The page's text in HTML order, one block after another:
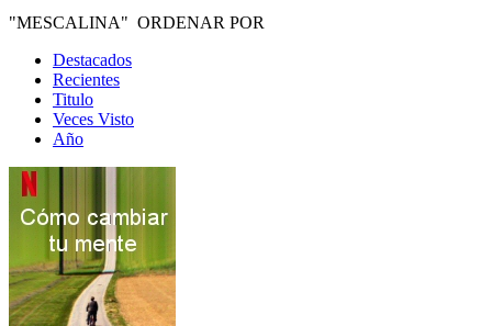
"MESCALINA" ORDENAR POR
Destacados
Recientes
Titulo
Veces Visto
Año